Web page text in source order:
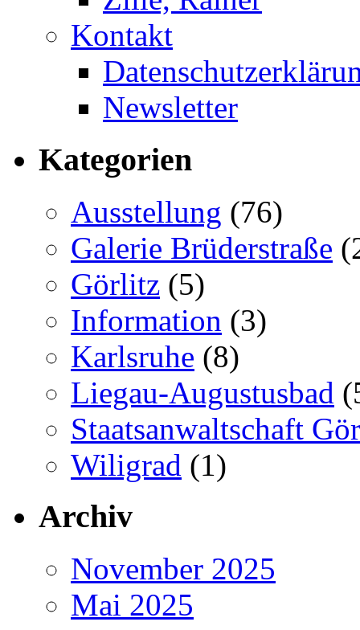
Kontakt
Newsletter
Kategorien
Ausstellung (76)
Galerie Brüderstraße
Görlitz (5)
Information (3)
Karlsruhe (8)
Liegau-Augustusbad
Staatsanwaltschaft
Wiligrad (1)
Archiv
November 2025
Mai 2025